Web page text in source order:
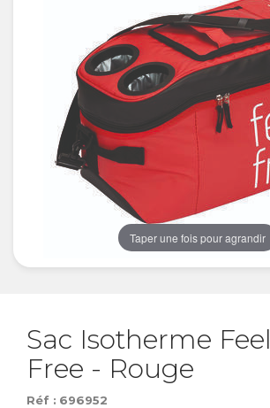
Taper une fois pour agrandir
Sac Isotherme Feel
Free - Rouge
Réf : 696952